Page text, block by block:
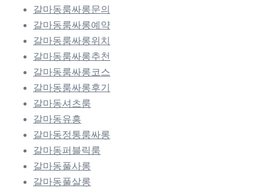
갈마동룸싸롱문의
갈마동룸싸롱예약
갈마동룸싸롱위치
갈마동룸싸롱추천
갈마동룸싸롱코스
갈마동룸싸롱후기
갈마동셔츠룸
갈마동유흥
갈마동정통룸싸롱
갈마동퍼블릭룸
갈마동풀사롱
갈마동풀살롱